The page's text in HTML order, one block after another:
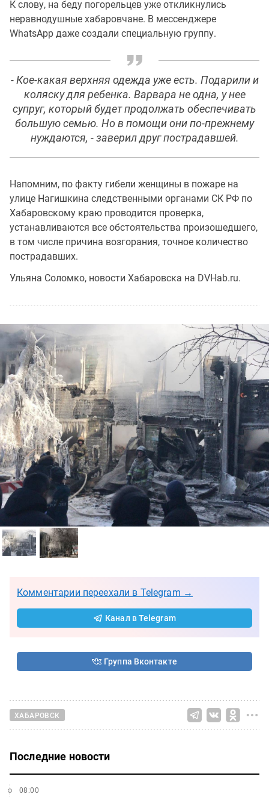
К слову, на беду погорельцев уже откликнулись
неравнодушные хабаровчане. В мессенджере
WhatsApp даже создали специальную группу.
- Кое-какая верхняя одежда уже есть. Подарили и
коляску для ребенка. Варвара не одна, у нее
супруг, который будет продолжать обеспечивать
большую семью. Но в помощи они по-прежнему
нуждаются, - заверил друг пострадавшей.
Напомним, по факту гибели женщины в пожаре на
улице Нагишкина следственными органами СК РФ по
Хабаровскому краю проводится проверка,
устанавливаются все обстоятельства произошедшего,
в том числе причина возгорания, точное количество
пострадавших.
Ульяна Соломко, новости Хабаровска на DVHab.ru.
Комментарии переехали в Telegram →
Канал в Telegram
Группа Вконтакте
ХАБАРОВСК
Последние новости
08:00